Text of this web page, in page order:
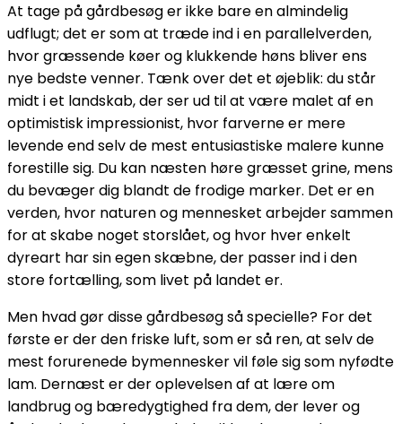
At tage på gårdbesøg er ikke bare en almindelig
udflugt; det er som at træde ind i en parallelverden,
hvor græssende køer og klukkende høns bliver ens
nye bedste venner. Tænk over det et øjeblik: du står
midt i et landskab, der ser ud til at være malet af en
optimistisk impressionist, hvor farverne er mere
levende end selv de mest entusiastiske malere kunne
forestille sig. Du kan næsten høre græsset grine, mens
du bevæger dig blandt de frodige marker. Det er en
verden, hvor naturen og mennesket arbejder sammen
for at skabe noget storslået, og hvor hver enkelt
dyreart har sin egen skæbne, der passer ind i den
store fortælling, som livet på landet er.
Men hvad gør disse gårdbesøg så specielle? For det
første er der den friske luft, som er så ren, at selv de
mest forurenede bymennesker vil føle sig som nyfødte
lam. Dernæst er der oplevelsen af at lære om
landbrug og bæredygtighed fra dem, der lever og